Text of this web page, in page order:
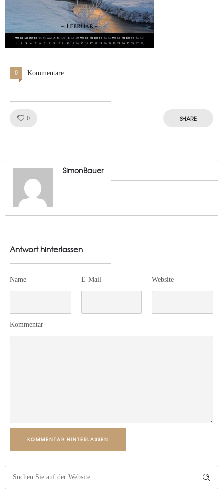
0 Kommentare
0 SHARE
SimonBauer
Antwort hinterlassen
Name E-Mail Website
Kommentar
KOMMENTAR HINTERLASSEN